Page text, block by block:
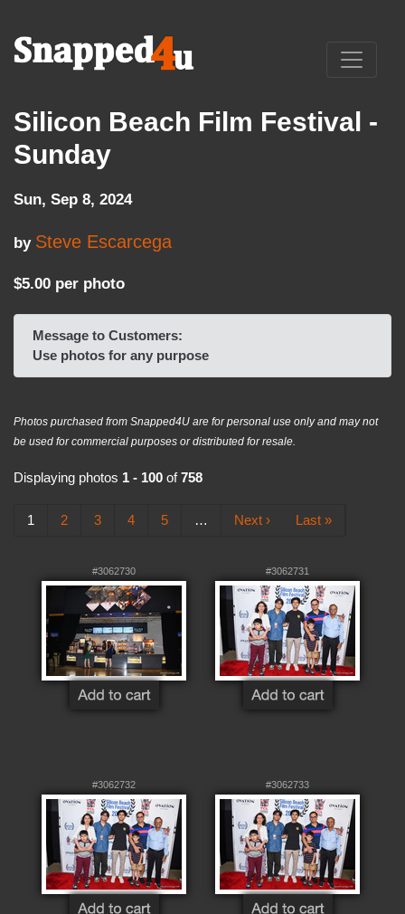
Silicon Beach Film Festival -
Sunday
Sun, Sep 8, 2024
by Steve Escarcega
$5.00 per photo
Message to Customers:
Use photos for any purpose
Photos purchased from Snapped4U are for personal use only and may not
be used for commercial purposes or distributed for resale.
Displaying photos 1 - 100 of758
1 2 3 4 5 … Next › Last »
#3062730 #3062731
#3062732 #3062733